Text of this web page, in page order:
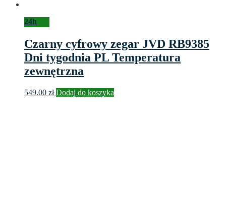
24h
Czarny cyfrowy zegar JVD RB9385
Dni tygodnia PL Temperatura
zewnętrzna
549.00 zł Dodaj do koszyka